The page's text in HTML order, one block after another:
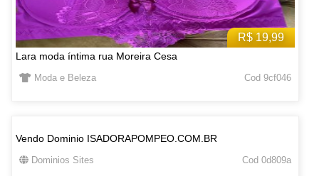
R$ 19,99
Lara moda íntima rua Moreira Cesa
Moda e Beleza Cod 9cf046
Vendo Dominio ISADORAPOMPEO.COM.BR
Dominios Sites Cod 0d809a